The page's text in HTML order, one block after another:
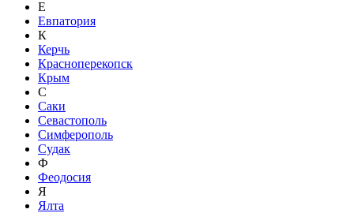
Е
Евпатория
К
Керчь
Красноперекопск
Крым
С
Саки
Севастополь
Симферополь
Судак
Ф
Феодосия
Я
Ялта